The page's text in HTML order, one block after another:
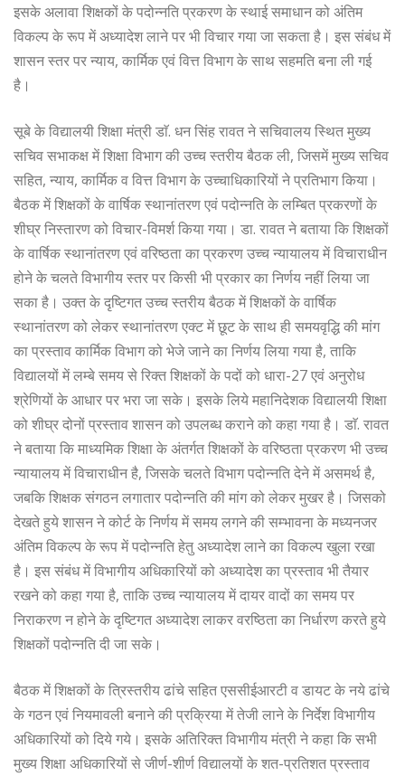
इसके अलावा शिक्षकों के पदोन्नति प्रकरण के स्थाई समाधान को अंतिम
विकल्प के रूप में अध्यादेश लाने पर भी विचार गया जा सकता है। इस संबंध में
शासन स्तर पर न्याय, कार्मिक एवं वित्त विभाग के साथ सहमति बना ली गई
है।
सूबे के विद्यालयी शिक्षा मंत्री डाॅ. धन सिंह रावत ने सचिवालय स्थित मुख्य
सचिव सभाकक्ष में शिक्षा विभाग की उच्च स्तरीय बैठक ली, जिसमें मुख्य सचिव
सहित, न्याय, कार्मिक व वित्त विभाग के उच्चाधिकारियों ने प्रतिभाग किया।
बैठक में शिक्षकों के वार्षिक स्थानांतरण एवं पदोन्नति के लम्बित प्रकरणों के
शीघ्र निस्तारण को विचार-विमर्श किया गया। डा. रावत ने बताया कि शिक्षकों
के वार्षिक स्थानांतरण एवं वरिष्ठता का प्रकरण उच्च न्यायालय में विचाराधीन
होने के चलते विभागीय स्तर पर किसी भी प्रकार का निर्णय नहीं लिया जा
सका है। उक्त के दृष्टिगत उच्च स्तरीय बैठक में शिक्षकों के वार्षिक
स्थानांतरण को लेकर स्थानांतरण एक्ट में छूट के साथ ही समयवृद्धि की मांग
का प्रस्ताव कार्मिक विभाग को भेजे जाने का निर्णय लिया गया है, ताकि
विद्यालयों में लम्बे समय से रिक्त शिक्षकों के पदों को धारा-27 एवं अनुरोध
श्रेणियों के आधार पर भरा जा सके। इसके लिये महानिदेशक विद्यालयी शिक्षा
को शीघ्र दोनों प्रस्ताव शासन को उपलब्ध कराने को कहा गया है। डाॅ. रावत
ने बताया कि माध्यमिक शिक्षा के अंतर्गत शिक्षकों के वरिष्ठता प्रकरण भी उच्च
न्यायालय में विचाराधीन है, जिसके चलते विभाग पदोन्नति देने में असमर्थ है,
जबकि शिक्षक संगठन लगातार पदोन्नति की मांग को लेकर मुखर है। जिसको
देखते हुये शासन ने कोर्ट के निर्णय में समय लगने की सम्भावना के मध्यनजर
अंतिम विकल्प के रूप में पदोन्नति हेतु अध्यादेश लाने का विकल्प खुला रखा
है। इस संबंध में विभागीय अधिकारियों को अध्यादेश का प्रस्ताव भी तैयार
रखने को कहा गया है, ताकि उच्च न्यायालय में दायर वादों का समय पर
निराकरण न होने के दृष्टिगत अध्यादेश लाकर वरष्ठिता का निर्धारण करते हुये
शिक्षकों पदोन्नति दी जा सके।
बैठक में शिक्षकों के त्रिस्तरीय ढांचे सहित एससीईआरटी व डायट के नये ढांचे
के गठन एवं नियमावली बनाने की प्रक्रिया में तेजी लाने के निर्देश विभागीय
अधिकारियों को दिये गये। इसके अतिरिक्त विभागीय मंत्री ने कहा कि सभी
मुख्य शिक्षा अधिकारियों से जीर्ण-शीर्ण विद्यालयों के शत-प्रतिशत प्रस्ताव